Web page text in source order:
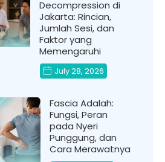
Decompression di
Jakarta: Rincian,
Jumlah Sesi, dan
Faktor yang
Memengaruhi
July 28, 2026
Fascia Adalah:
Fungsi, Peran
pada Nyeri
Punggung, dan
Cara Merawatnya